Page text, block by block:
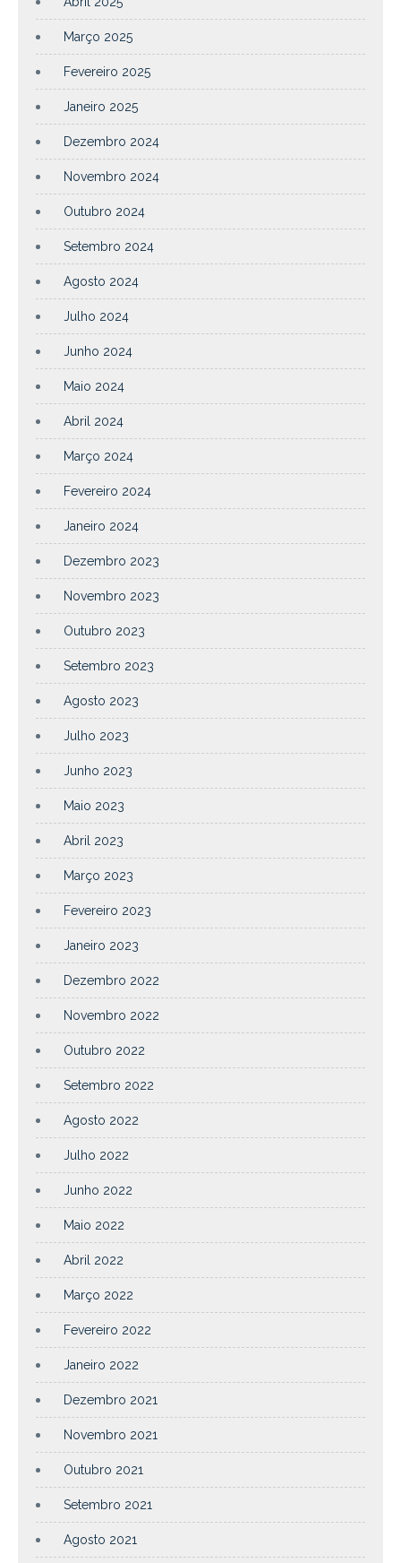
Março 2025
Fevereiro 2025
Janeiro 2025
Dezembro 2024
Novembro 2024
Outubro 2024
Setembro 2024
Agosto 2024
Julho 2024
Junho 2024
Maio 2024
Abril 2024
Março 2024
Fevereiro 2024
Janeiro 2024
Dezembro 2023
Novembro 2023
Outubro 2023
Setembro 2023
Agosto 2023
Julho 2023
Junho 2023
Maio 2023
Abril 2023
Março 2023
Fevereiro 2023
Janeiro 2023
Dezembro 2022
Novembro 2022
Outubro 2022
Setembro 2022
Agosto 2022
Julho 2022
Junho 2022
Maio 2022
Abril 2022
Março 2022
Fevereiro 2022
Janeiro 2022
Dezembro 2021
Novembro 2021
Outubro 2021
Setembro 2021
Agosto 2021